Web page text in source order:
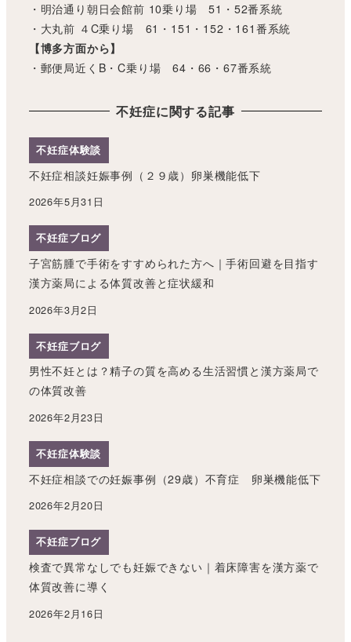
・明治通り朝日会館前 10乗り場 51・52番系統
・大丸前 ４C乗り場 61・151・152・161番系統
【博多方面から】
・郵便局近くB・C乗り場 64・66・67番系統
不妊症に関する記事
不妊症体験談
不妊症相談妊娠事例（２９歳）卵巣機能低下
2026年5月31日
不妊症ブログ
子宮筋腫で手術をすすめられた方へ｜手術回避を目指す
漢方薬局による体質改善と症状緩和
2026年3月2日
不妊症ブログ
男性不妊とは？精子の質を高める生活習慣と漢方薬局で
の体質改善
2026年2月23日
不妊症体験談
不妊症相談での妊娠事例（29歳）不育症 卵巣機能低下
2026年2月20日
不妊症ブログ
検査で異常なしでも妊娠できない｜着床障害を漢方薬で
体質改善に導く
2026年2月16日